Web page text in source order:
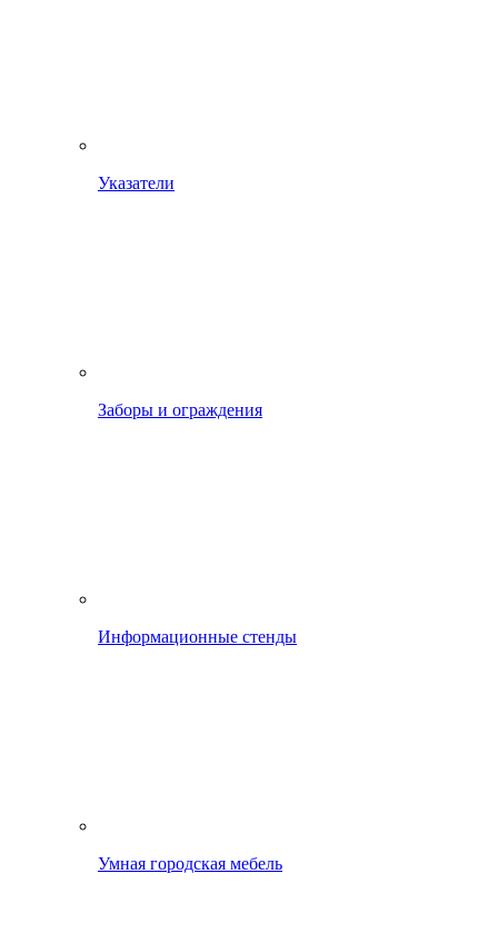
Указатели
Заборы и ограждения
Информационные стенды
Умная городская мебель